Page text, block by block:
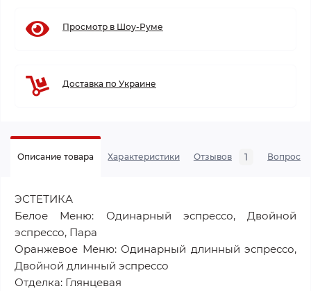
Просмотр в Шоу-Руме
Доставка по Украине
Описание товара Характеристики Отзывов 1 Вопросы
ЭСТЕТИКА
Белое Меню: Одинарный эспрессо, Двойной
эспрессо, Пара
Оранжевое Меню: Одинарный длинный эспрессо,
Двойной длинный эспрессо
Отделка: Глянцевая